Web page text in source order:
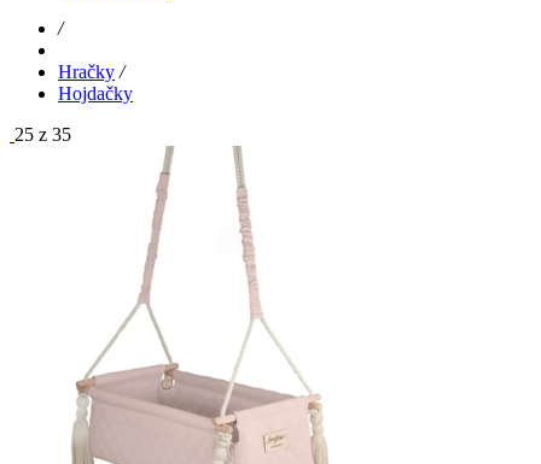
/
Hračky /
Hojdačky
25 z 35